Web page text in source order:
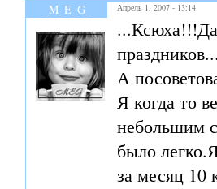
_M_E_G_ Апрель 1, 2007 - 13:14
А
Я когда то
небольшим
было
за месяц 10